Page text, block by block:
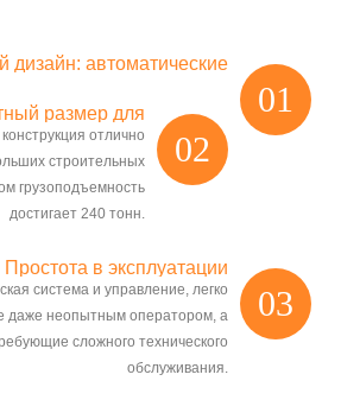
01
дизайн: автоматические
02
размер для
участков.
отлично
строительных
грузоподъемность
достигает 240 тонн.
03
Простота в эксплуатации
система и управление, легко
даже неопытным оператором, а
сложного технического
обслуживания.